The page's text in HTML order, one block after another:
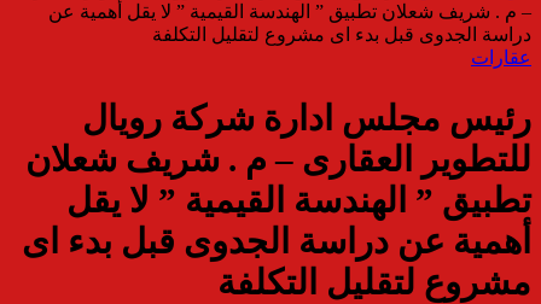
– م . شريف شعلان تطبيق ” الهندسة القيمية ” لا يقل أهمية عن
دراسة الجدوى قبل بدء اى مشروع لتقليل التكلفة
عقارات
رئيس مجلس ادارة شركة رويال
للتطوير العقارى – م . شريف شعلان
تطبيق ” الهندسة القيمية ” لا يقل
أهمية عن دراسة الجدوى قبل بدء اى
مشروع لتقليل التكلفة